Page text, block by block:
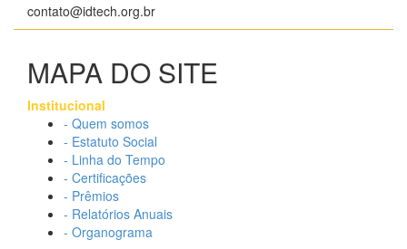
contato@idtech.org.br
MAPA DO SITE
Institucional
- Quem somos
- Estatuto Social
- Linha do Tempo
- Certificações
- Prêmios
- Relatórios Anuais
- Organograma